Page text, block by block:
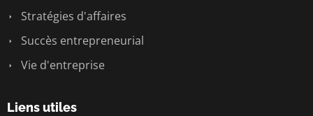
Stratégies d'affaires
Succès entrepreneurial
Vie d'entreprise
Liens utiles